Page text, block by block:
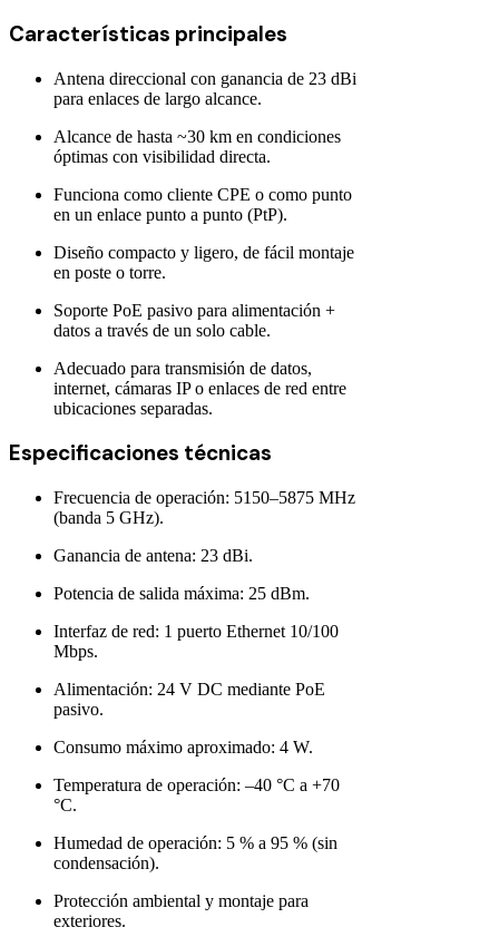
Características principales
Antena direccional con ganancia de 23 dBi
para enlaces de largo alcance.
Alcance de hasta ~30 km en condiciones
óptimas con visibilidad directa.
Funciona como cliente CPE o como punto
en un enlace punto a punto (PtP).
Diseño compacto y ligero, de fácil montaje
en poste o torre.
Soporte PoE pasivo para alimentación +
datos a través de un solo cable.
Adecuado para transmisión de datos,
internet, cámaras IP o enlaces de red entre
ubicaciones separadas.
Especificaciones técnicas
Frecuencia de operación: 5150–5875 MHz
(banda 5 GHz).
Ganancia de antena: 23 dBi.
Potencia de salida máxima: 25 dBm.
Interfaz de red: 1 puerto Ethernet 10/100
Mbps.
Alimentación: 24 V DC mediante PoE
pasivo.
Consumo máximo aproximado: 4 W.
Temperatura de operación: –40 °C a +70
°C.
Humedad de operación: 5 % a 95 % (sin
condensación).
Protección ambiental y montaje para
exteriores.